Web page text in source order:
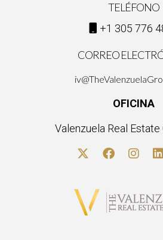
TELÉFONO
+1 305 776
CORREO
OFICINA
Valenzuela Real Estate